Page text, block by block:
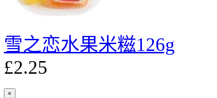
雪之恋水果米糍126g
£2.25
×